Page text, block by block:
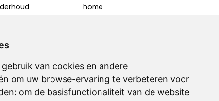
van cookies en andere
om uw browse-ervaring te verbeteren voor
om de basisfunctionaliteit van de website
fiches
home
contact
klanten